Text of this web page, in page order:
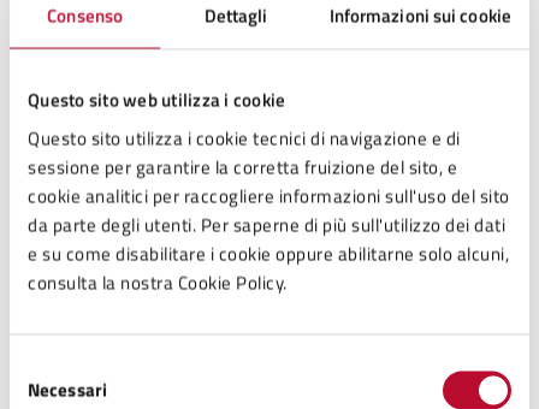
Consenso Dettagli Informazioni sui cookie
Questo sito web utilizza i cookie
Questo sito utilizza i cookie tecnici di navigazione e di
sessione per garantire la corretta fruizione del sito, e
cookie analitici per raccogliere informazioni sull'uso del sito
da parte degli utenti. Per saperne di più sull'utilizzo dei dati
e su come disabilitare i cookie oppure abilitarne solo alcuni,
consulta la nostra Cookie Policy.
delNecessari
Italiano Amici della Natura, l’Amministrazione Comunale nella
persona del vice-sindaco Davide Bettini, in presenza dei soci, il
gruppo dei giovani componenti il Progetto Europeo “Erasmus
Plus” edizione 2024 e numerosi cittadini, illustra l’ambizioso
progetto di revisione del parco dell’Acropoli con la
realizzazione di un nuovo ingresso, di nuova biglietteria con
bookshop e dei nuovi percorsi da realizzare in stretta
collaborazione tra Soprintendenza Archeologica, Belle Arti e